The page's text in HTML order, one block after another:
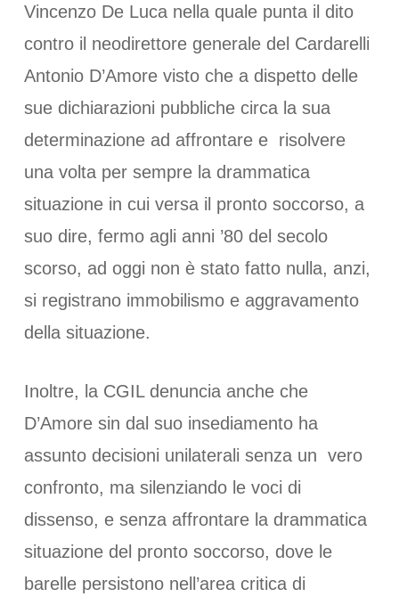
Vincenzo De Luca nella quale punta il dito
contro il neodirettore generale del Cardarelli
Antonio D’Amore visto che a dispetto delle
sue dichiarazioni pubbliche circa la sua
determinazione ad affrontare e risolvere
una volta per sempre la drammatica
situazione in cui versa il pronto soccorso, a
suo dire, fermo agli anni ’80 del secolo
scorso, ad oggi non è stato fatto nulla, anzi,
si registrano immobilismo e aggravamento
della situazione.
Inoltre, la CGIL denuncia anche che
D’Amore sin dal suo insediamento ha
assunto decisioni unilaterali senza un vero
confronto, ma silenziando le voci di
dissenso, e senza affrontare la drammatica
situazione del pronto soccorso, dove le
barelle persistono nell’area critica di